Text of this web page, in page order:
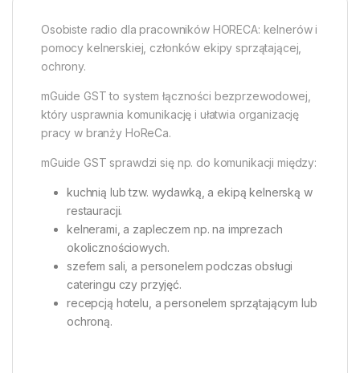
Osobiste radio dla pracowników HORECA: kelnerów i
pomocy kelnerskiej, członków ekipy sprzątającej,
ochrony.
mGuide GST to system łączności bezprzewodowej,
który usprawnia komunikację i ułatwia organizację
pracy w branży HoReCa.
mGuide GST sprawdzi się np. do komunikacji między:
kuchnią lub tzw. wydawką, a ekipą kelnerską w
restauracji.
kelnerami, a zapleczem np. na imprezach
okolicznościowych.
szefem sali, a personelem podczas obsługi
cateringu czy przyjęć.
recepcją hotelu, a personelem sprzątającym lub
ochroną.